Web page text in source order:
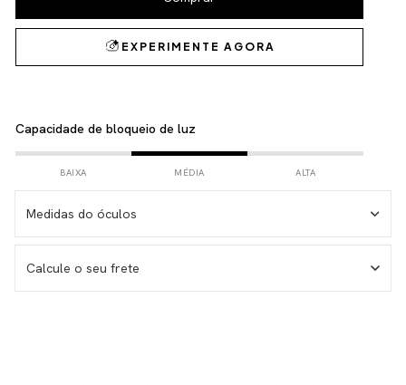
Capacidade de bloqueio de luz
BAIXA MÉDIA ALTA
Medidas do óculos
Medida da lente – 53 mm
Medida do frontal total – 143 mm
Calcule o seu frete